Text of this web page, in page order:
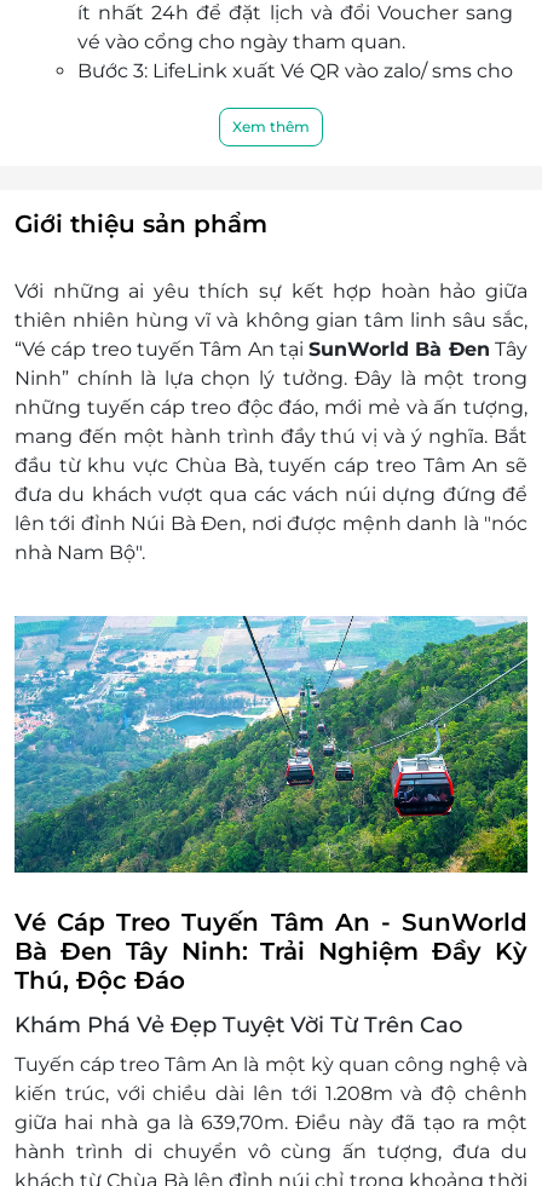
ít nhất 24h để đặt lịch và đổi Voucher sang
vé vào cổng cho ngày tham quan.
Bước 3: LifeLink xuất Vé QR vào zalo/ sms cho
Hoàn/ Hủy vì bất kỳ lý do nào.
Quy định trẻ em:
Khách hàng cao từ 100cm đến dưới 140cm:
Tính vé trẻ em
Khách hàng trên 80 tuổi: Tính vé người cao
tuổi
Đối với trẻ em dưới 1m: Miễn phí
Xem thêm
Giới thiệu sản phẩm
Với những ai yêu thích sự kết hợp hoàn hảo giữa
thiên nhiên hùng vĩ và không gian tâm linh sâu sắc,
“Vé cáp treo tuyến Tâm An tạiSunWorld Bà Đen Tây
Ninh” chính là lựa chọn lý tưởng. Đây là một trong
những tuyến cáp treo độc đáo, mới mẻ và ấn tượng,
mang đến một hành trình đầy thú vị và ý nghĩa. Bắt
đầu từ khu vực Chùa Bà, tuyến cáp treo Tâm An sẽ
đưa du khách vượt qua các vách núi dựng đứng để
lên tới đỉnh Núi Bà Đen, nơi được mệnh danh là "nóc
nhà Nam Bộ".
Vé Cáp Treo Tuyến Tâm An - SunWorld
Bà Đen Tây Ninh: Trải Nghiệm Đầy Kỳ
Thú, Độc Đáo
Khám Phá Vẻ Đẹp Tuyệt Vời Từ Trên Cao
Tuyến cáp treo Tâm An là một kỳ quan công nghệ và
kiến trúc, với chiều dài lên tới 1.208m và độ chênh
giữa hai nhà ga là 639,70m. Điều này đã tạo ra một
hành trình di chuyển vô cùng ấn tượng, đưa du
khách từ Chùa Bà lên đỉnh núi chỉ trong khoảng thời